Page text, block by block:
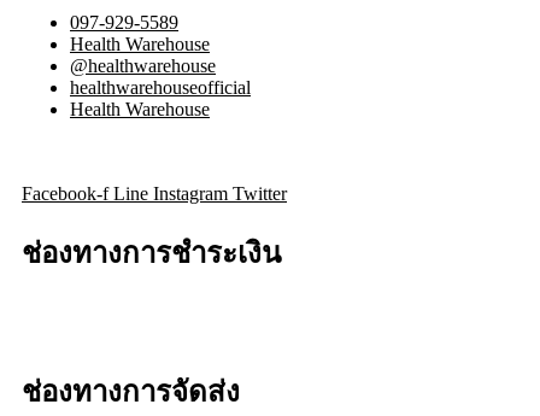
097-929-5589
Health Warehouse
@healthwarehouse
healthwarehouseofficial
Health Warehouse
Facebook-f Line Instagram Twitter
ช่องทางการชำระเงิน
ช่องทางการจัดส่ง